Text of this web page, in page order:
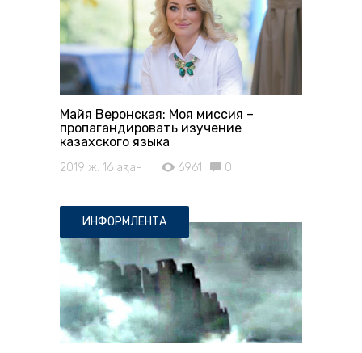
Майя Веронская: Моя миссия –
пропагандировать изучение
казахского языка
2019 ж. 16 ақпан 6961 0
ИНФОРМЛЕНТА